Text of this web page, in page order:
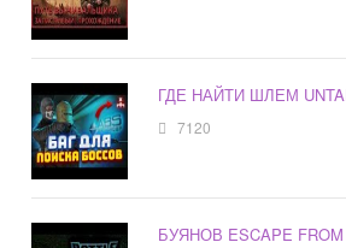
ГДЕ НАЙТИ ШЛЕМ
7120
БУЯНОВ ESCAPE FROM